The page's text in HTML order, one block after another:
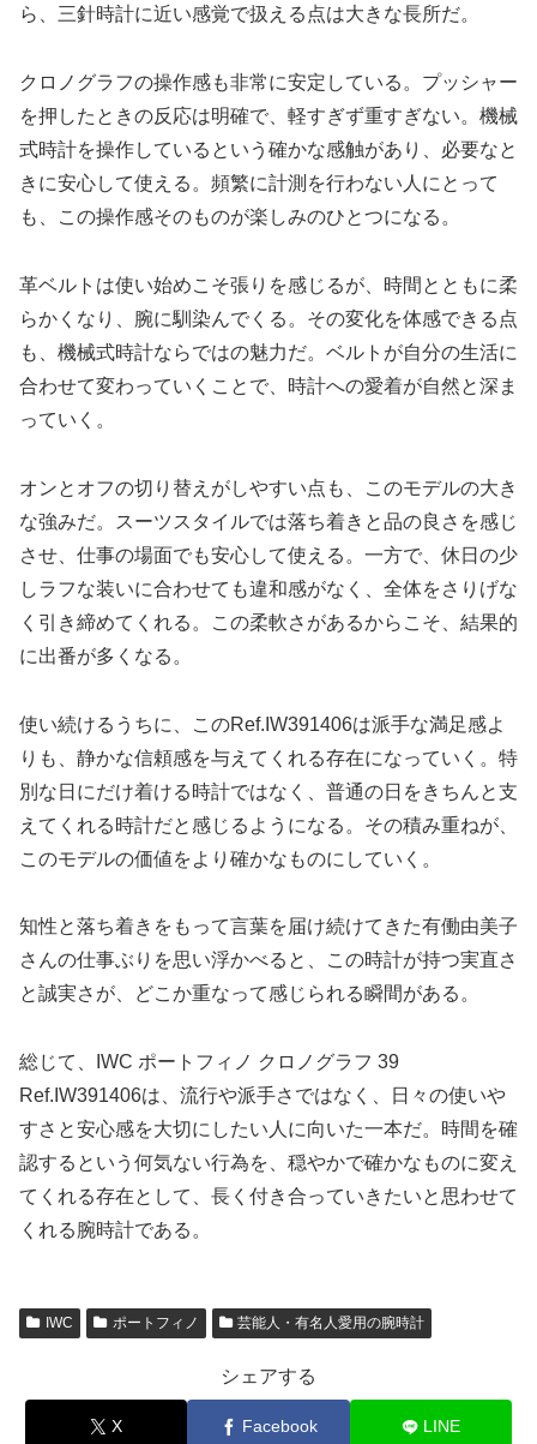
ら、三針時計に近い感覚で扱える点は大きな長所だ。
クロノグラフの操作感も非常に安定している。プッシャー
を押したときの反応は明確で、軽すぎず重すぎない。機械
式時計を操作しているという確かな感触があり、必要なと
きに安心して使える。頻繁に計測を行わない人にとって
も、この操作感そのものが楽しみのひとつになる。
革ベルトは使い始めこそ張りを感じるが、時間とともに柔
らかくなり、腕に馴染んでくる。その変化を体感できる点
も、機械式時計ならではの魅力だ。ベルトが自分の生活に
合わせて変わっていくことで、時計への愛着が自然と深ま
っていく。
オンとオフの切り替えがしやすい点も、このモデルの大き
な強みだ。スーツスタイルでは落ち着きと品の良さを感じ
させ、仕事の場面でも安心して使える。一方で、休日の少
しラフな装いに合わせても違和感がなく、全体をさりげな
く引き締めてくれる。この柔軟さがあるからこそ、結果的
に出番が多くなる。
使い続けるうちに、このRef.IW391406は派手な満足感よ
りも、静かな信頼感を与えてくれる存在になっていく。特
別な日にだけ着ける時計ではなく、普通の日をきちんと支
えてくれる時計だと感じるようになる。その積み重ねが、
このモデルの価値をより確かなものにしていく。
知性と落ち着きをもって言葉を届け続けてきた有働由美子
さんの仕事ぶりを思い浮かべると、この時計が持つ実直さ
と誠実さが、どこか重なって感じられる瞬間がある。
総じて、IWC ポートフィノ クロノグラフ 39
Ref.IW391406は、流行や派手さではなく、日々の使いや
すさと安心感を大切にしたい人に向いた一本だ。時間を確
認するという何気ない行為を、穏やかで確かなものに変え
てくれる存在として、長く付き合っていきたいと思わせて
くれる腕時計である。
IWC ポートフィノ 芸能人・有名人愛用の腕時計
シェアする
X Facebook LINE